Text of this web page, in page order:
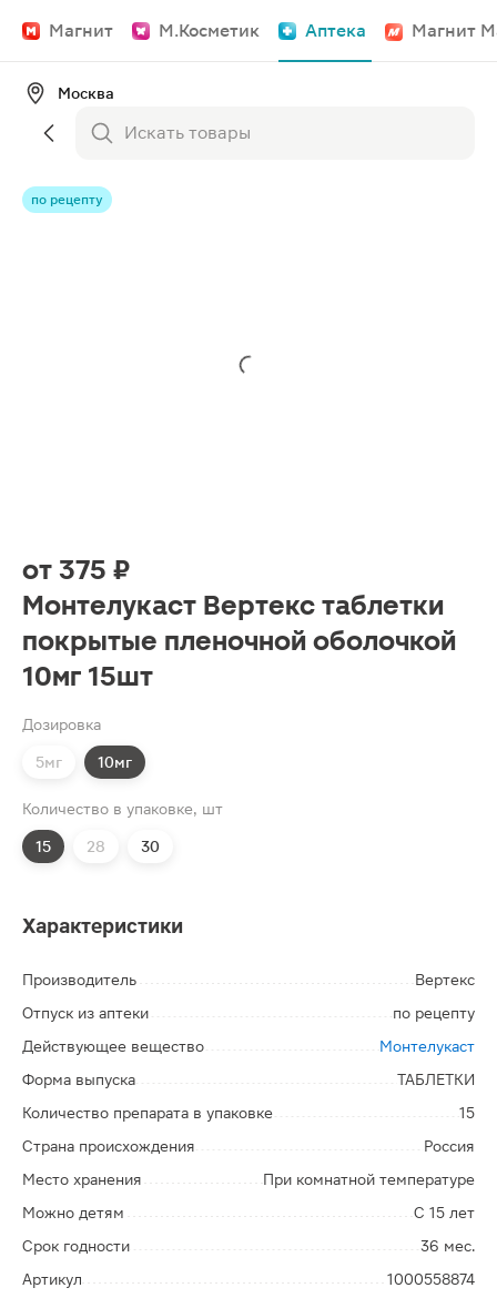
Магнит М.Косметик Аптека Магнит
Москва
по рецепту
от 375 ₽
Монтелукаст Вертекс таблетки
покрытые пленочной оболочкой
10мг 15шт
Дозировка
5мг 10мг
Количество в упаковке, шт
15 28 30
Характеристики
Производитель
Вертекс
Отпуск из аптеки
по рецепту
Действующее вещество
Монтелукаст
Форма выпуска
ТАБЛЕТКИ
Количество препарата в упаковке
15
Страна происхождения
Россия
Место хранения
При комнатной температуре
Можно детям
С 15 лет
Срок годности
36 мес.
Артикул
1000558874